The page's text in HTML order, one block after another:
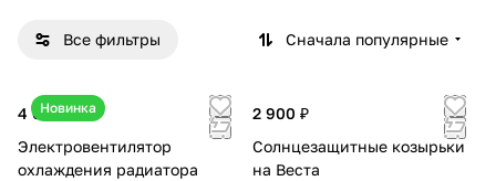
Все фильтры Сначала популярные
Новинка
4 600 ₽
Электровентилятор
охлаждения радиатора
2 900 ₽
Солнцезащитные козырьки
на Веста